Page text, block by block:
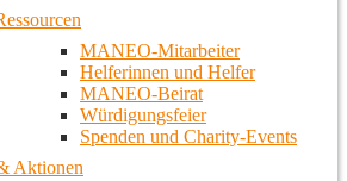
MANEO-Mitarbeiter
Helferinnen und Helfer
MANEO-Beirat
Würdigungsfeier
Spenden und Charity-Events
Aktionen